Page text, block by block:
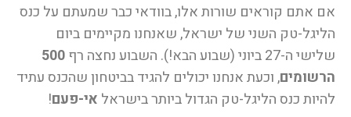
אם אתם קוראים שורות אלו, בוודאי כבר שמעתם על כנס
הליגל-טק השני של ישראל, שאנחנו מקיימים ביום
שלישי ה-27 ביוני (שבוע הבא!). השבוע נחצה רף
500
הרשומים, וכעת אנחנו יכולים להגיד בביטחון שהכנס עתיד
להיות כנס הליגל-טק הגדול ביותר בישראל אי-פעם!